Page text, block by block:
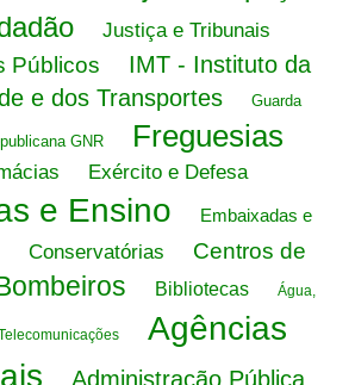
Justiça e Tribunais
Públicos
IMT - Instituto da
e dos Transportes
Guarda
GNR Freguesias
Exército e Defesa
e Ensino
Embaixadas e
Conservatórias
Centros de
Bibliotecas Água,
Agências
Administração Pública